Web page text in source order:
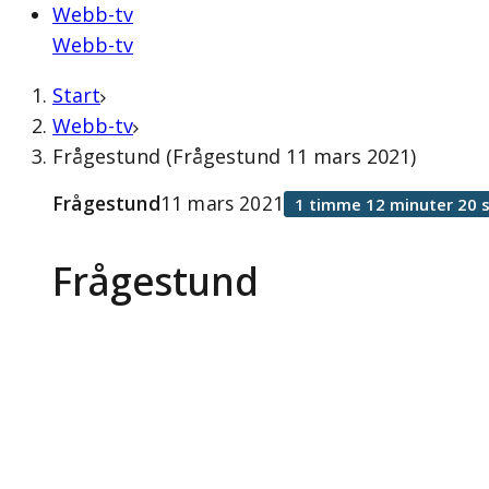
Webb-tv
Webb-tv
Start
Webb-tv
Frågestund (Frågestund 11 mars 2021)
Frågestund
Frågestund11 mars 2021 1 timme 12 minuter 20